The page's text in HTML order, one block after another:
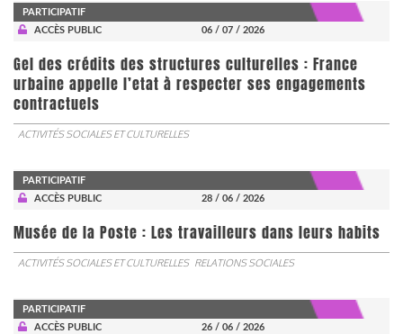
PARTICIPATIF
ACCÈS PUBLIC
06 / 07 / 2026
Gel des crédits des structures culturelles : France
urbaine appelle l’etat à respecter ses engagements
contractuels
ACTIVITÉS SOCIALES ET CULTURELLES
PARTICIPATIF
ACCÈS PUBLIC
28 / 06 / 2026
Musée de la Poste : Les travailleurs dans leurs habits
ACTIVITÉS SOCIALES ET CULTURELLES RELATIONS SOCIALES
PARTICIPATIF
ACCÈS PUBLIC
26 / 06 / 2026